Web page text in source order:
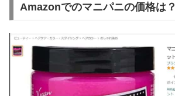
Amazonでのマニパニの価格は？